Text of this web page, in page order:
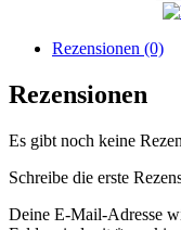
Rezensionen (0)
Rezensionen
Es gibt noch keine
Schreibe die erste
Deine E-Mail-Adresse